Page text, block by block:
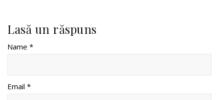
Lasă un răspuns
Name *
Email *